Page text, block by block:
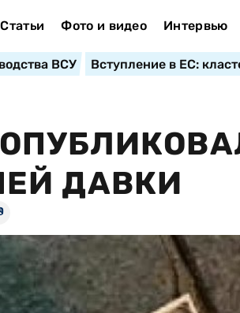
Статьи Фото и видео Интервью
ВСУ Вступление в ЕС:
ДАВКИ